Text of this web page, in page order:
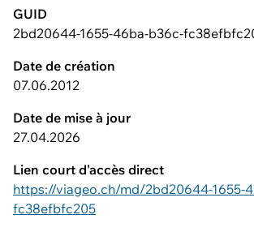
GUID
2bd20644-1655-46ba-b36c-
Date de création
07.06.2012
Date de mise à jour
27.04.2026
Lien court d'accès direct
https://viageo.ch/md/2bd20644-1655-
fc38efbfc205